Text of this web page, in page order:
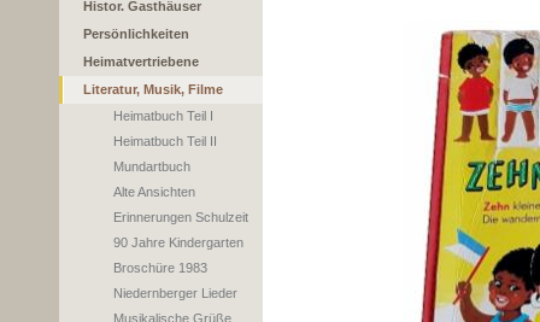
Histor. Gasthäuser
Persönlichkeiten
Heimatvertriebene
Literatur, Musik, Filme
Heimatbuch Teil I
Heimatbuch Teil II
Mundartbuch
Alte Ansichten
Erinnerungen Schulzeit
90 Jahre Kindergarten
Broschüre 1983
Niedernberger Lieder
Musikalische Grüße